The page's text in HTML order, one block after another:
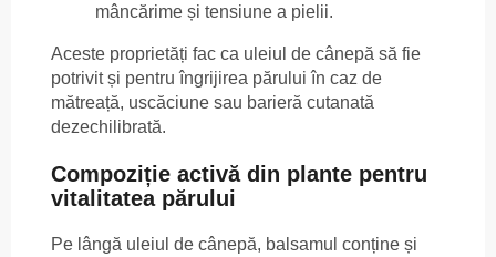
mâncărime și tensiune a pielii.
Aceste proprietăți fac ca uleiul de cânepă să fie
potrivit și pentru îngrijirea părului în caz de
mătreață, uscăciune sau barieră cutanată
dezechilibrată.
Compoziție activă din plante pentru
vitalitatea părului
Pe lângă uleiul de cânepă, balsamul conține și